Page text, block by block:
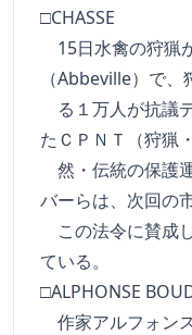
□CHASSE
15日水禽の狩猟
（Abbeville）で
る１万人が抗議
たＣＰＮＴ（狩猟
然・伝統の保護
バーらは、次回の
この法令に賛成
ている。
□ALPHONSE
作家アルフォン